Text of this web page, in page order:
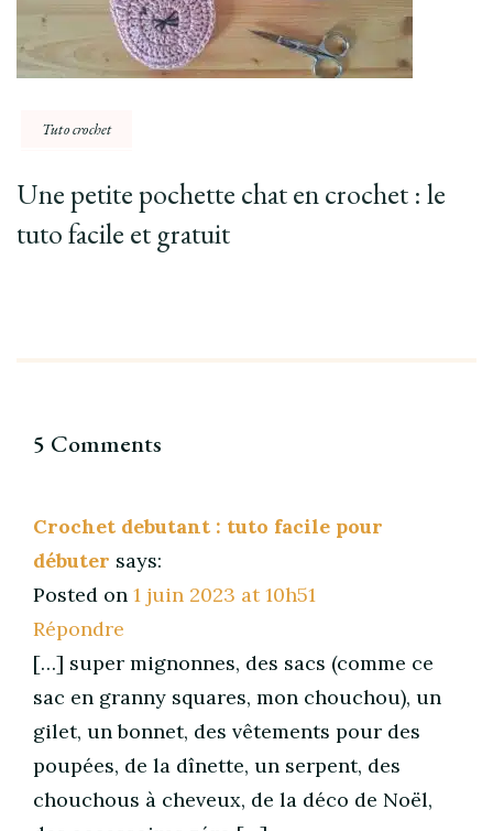
Tuto crochet
Une petite pochette chat en crochet : le
tuto facile et gratuit
5 Comments
Crochet debutant : tuto facile pour
débuter says:
Posted on 1 juin 2023 at 10h51
Répondre
[…] super mignonnes, des sacs (comme ce
sac en granny squares, mon chouchou), un
gilet, un bonnet, des vêtements pour des
poupées, de la dînette, un serpent, des
chouchous à cheveux, de la déco de Noël,